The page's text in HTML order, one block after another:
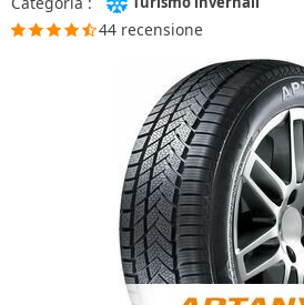
44 recensione